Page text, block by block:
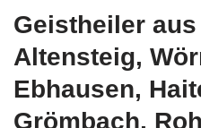
Geistheiler
Altensteig,
Ebhausen,
Grömbach,